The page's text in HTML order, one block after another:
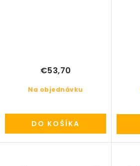
Na objednávku
€53,70
DO KOŠÍKA